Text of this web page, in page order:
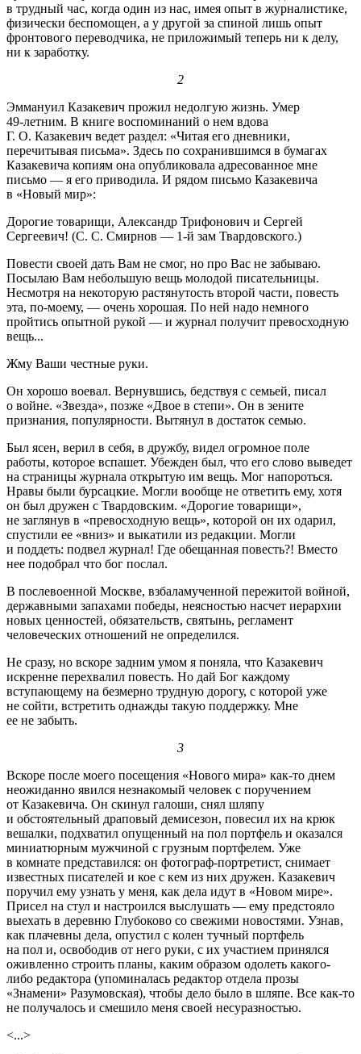
в трудный час, когда один из нас, имея опыт в журналистике,
физически беспомощен, а у другой за спиной лишь опыт
фронтового переводчика, не приложимый теперь ни к делу,
ни к заработку.
2
Эммануил Казакевич прожил недолгую жизнь. Умер
49-летним. В книге воспоминаний о нем вдова
Г. О. Казакевич ведет раздел: «Читая его дневники,
перечитывая письма». Здесь по сохранившимся в бумагах
Казакевича копиям она опубликовала адресованное мне
письмо — я его приводила. И рядом письмо Казакевича
в «Новый мир»:
Дорогие товарищи, Александр Трифонович и Сергей
Сергеевич! (С. С. Смирнов — 1-й зам Твардовского.)
Повести своей дать Вам не смог, но про Вас не забываю.
Посылаю Вам небольшую вещь молодой писательницы.
Несмотря на некоторую растянутость второй части, повесть
эта, по-моему, — очень хорошая. По ней надо немного
пройтись опытной рукой — и журнал получит превосходную
вещь...
Жму Ваши честные руки.
Он хорошо воевал. Вернувшись, бедствуя с семьей, писал
о войне. «Звезда», позже «Двое в степи». Он в зените
признания, популярности. Вытянул в достаток семью.
Был ясен, верил в себя, в дружбу, видел огромное поле
работы, которое вспашет. Убежден был, что его слово выведет
на страницы журнала открытую им вещь. Мог напороться.
Нравы были бурсацкие. Могли вообще не ответить ему, хотя
он был дружен с Твардовским. «Дорогие товарищи»,
не заглянув в «превосходную вещь», которой он их одарил,
спустили ее «вниз» и выкатили из редакции. Могли
и поддеть: подвел журнал! Где обещанная повесть?! Вместо
нее подобрал что бог послал.
В послевоенной Москве, взбаламученной пережитой войной,
державными запахами победы, неясностью насчет иерархии
новых ценностей, обязательств, святынь, регламент
человеческих отношений не определился.
Не сразу, но вскоре задним умом я поняла, что Казакевич
искренне перехвалил повесть. Но дай Бог каждому
вступающему на безмерно трудную дорогу, с которой уже
не сойти, встретить однажды такую поддержку. Мне
ее не забыть.
3
Вскоре после моего посещения «Нового мира» как-то днем
неожиданно явился незнакомый человек с поручением
от Казакевича. Он скинул галоши, снял шляпу
и обстоятельный драповый демисезон, повесил их на крюк
вешалки, подхватил опущенный на пол портфель и оказался
миниатюрным мужчиной с грузным портфелем. Уже
в комнате представился: он фотограф-портретист, снимает
известных писателей и кое с кем из них дружен. Казакевич
поручил ему узнать у меня, как дела идут в «Новом мире».
Присел на стул и настроился выслушать — ему предстояло
выехать в деревню Глубоково со свежими новостями. Узнав,
как плачевны дела, опустил с колен тучный портфель
на пол и, освободив от него руки, с их участием принялся
оживленно строить планы, каким образом одолеть какого-
либо редактора (упоминалась редактор отдела прозы
«Знамени» Разумовская), чтобы дело было в шляпе. Все как-то
не получалось и смешило меня своей несуразностью.
<...>